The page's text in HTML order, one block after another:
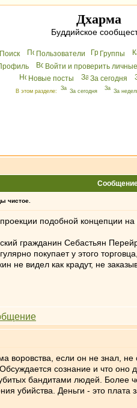
Дхарма
Буддийское
Поиск Пользователи Группы
Войти и проверить
Новые посты
За сегодня
В этом разделе: За сегодня За
чистое.
подобной концепции на
гражданин Себастьян
покупает у этого
не видел как крадут, не
воровства, если он не знал,
сознание и что оно
бандитами людей. Более
убийства. Деньги - это